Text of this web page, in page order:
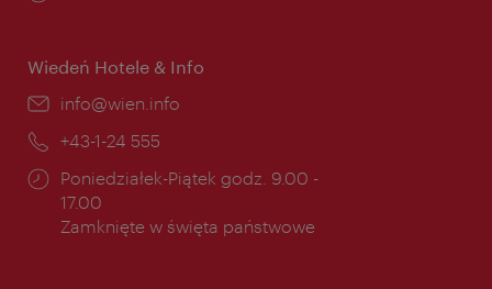
Wiedeń Hotele & Info
E-
info@wien.info
Telefon:
+43-1-24 555
Godziny
otwarcia:
Poniedziałek-Piątek godz. 9.00 -
17.00
Zamknięte w święta państwowe